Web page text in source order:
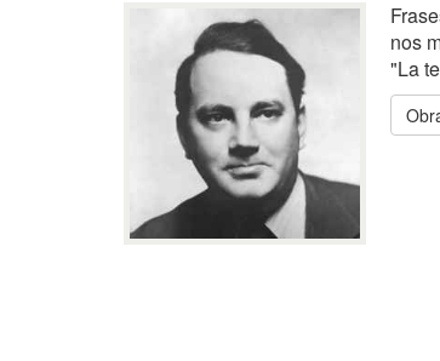
nos
"La